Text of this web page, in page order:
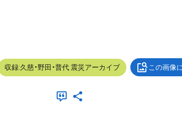
収録:久慈・野田・普代 震災アーカイブ この画像